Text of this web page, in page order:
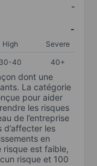
-
-
High
Severe
30-40 40+
dont une
La catégorie
pour aider
les risques
de l’entreprise
les
en
risque est faible,
risque et 100